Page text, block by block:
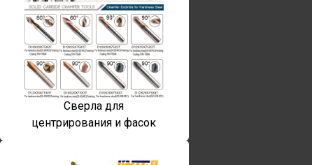
Сверла для
центрирования и фасок